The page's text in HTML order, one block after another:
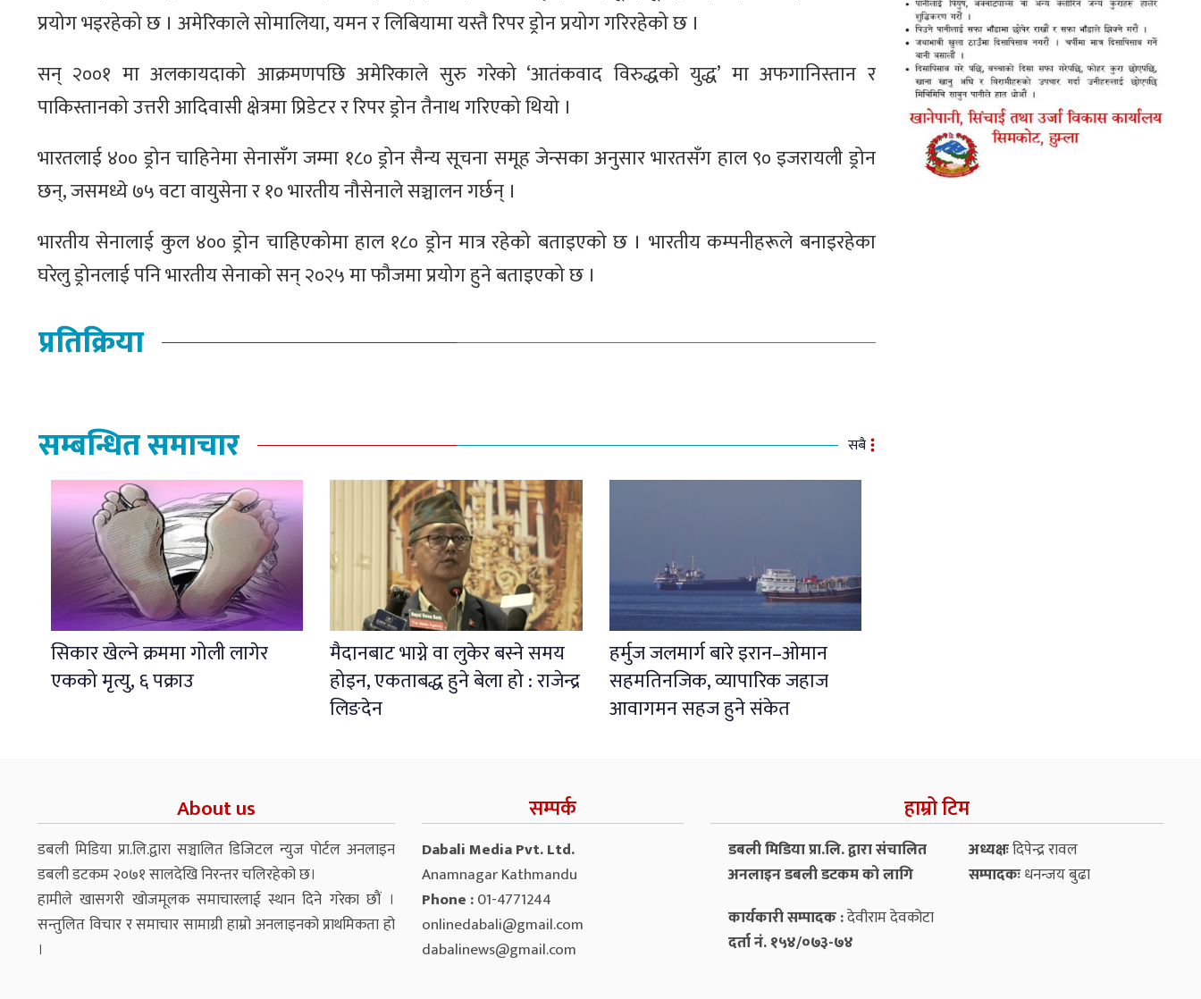
प्रयोग भइरहेको छ । अमेरिकाले सोमालिया, यमन र लिबियामा यस्तै रिपर ड्रोन प्रयोग गरिरहेको छ ।
सन् २००१ मा अलकायदाको आक्रमणपछि अमेरिकाले सुरु गरेको ‘आतंकवाद विरुद्धको युद्ध’ मा अफगानिस्तान र
पाकिस्तानको उत्तरी आदिवासी क्षेत्रमा प्रिडेटर र रिपर ड्रोन तैनाथ गरिएको थियो ।
भारतलाई ४०० ड्रोन चाहिनेमा सेनासँग जम्मा १८० ड्रोन सैन्य सूचना समूह जेन्सका अनुसार भारतसँग हाल ९० इजरायली ड्रोन
छन्, जसमध्ये ७५ वटा वायुसेना र १० भारतीय नौसेनाले सञ्चालन गर्छन् ।
भारतीय सेनालाई कुल ४०० ड्रोन चाहिएकोमा हाल १८० ड्रोन मात्र रहेको बताइएको छ । भारतीय कम्पनीहरूले बनाइरहेका
घरेलु ड्रोनलाई पनि भारतीय सेनाको सन् २०२५ मा फौजमा प्रयोग हुने बताइएको छ ।
प्रतिक्रिया
सम्बन्धित समाचार सबै
सिकार खेल्ने क्रममा गोली लागेर
एकको मृत्यु, ६ पक्राउ
मैदानबाट भाग्ने वा लुकेर बस्ने समय
होइन, एकताबद्ध हुने बेला हो : राजेन्द्र
लिङदेन
हर्मुज जलमार्ग बारे इरान–ओमान
सहमतिनजिक, व्यापारिक जहाज
आवागमन सहज हुने संकेत
About us
डबली मिडिया प्रा.लि.द्वारा सञ्चालित डिजिटल न्युज पोर्टल अनलाइन
डबली डटकम २०७१ सालदेखि निरन्तर चलिरहेको छ।
हामीले खासगरी खोजमूलक समाचारलाई स्थान दिने गरेका छौं ।
सन्तुलित विचार र समाचार सामाग्री हाम्रो अनलाइनको प्राथमिकता हो
।
सम्पर्क
Dabali Media Pvt. Ltd.
Anamnagar Kathmandu
Phone :01-4771244
onlinedabali@gmail.com
dabalinews@gmail.com
हाम्रो टिम
डबली मिडिया प्रा.लि. द्वारा संचालित
अनलाइन डबली डटकम को लागि
अध्यक्षःदिपेन्द्र रावल
सम्पादकःधनन्‍जय बुढा
कार्यकारी सम्पादक :देवीराम देवकोटा
दर्ता नं. १५४/०७३-७४